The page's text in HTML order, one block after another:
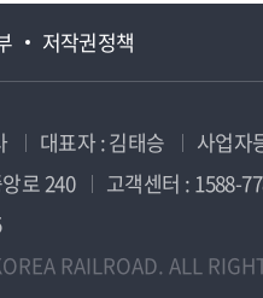
저작권정책
대표자 : 김태승 사업자
로 240
고객센터 : 1588-
RAILROAD. ALL